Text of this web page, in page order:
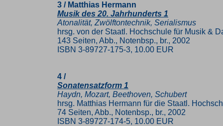
3 / Matthias Hermann
Musik des 20. Jahrhunderts 1
Atonalität, Zwölftontechnik, Serialismus
hrsg. von der Staatl. Hochschule für Musik &
143 Seiten, Abb., Notenbsp., br., 2002
ISBN 3-89727-175-3, 10.00 EUR
4 /
Sonatensatzform 1
Haydn, Mozart, Beethoven, Schubert
hrsg. Matthias Hermann für die Staatl.
74 Seiten, Abb., Notenbsp., br., 2002
ISBN 3-89727-174-5, 10.00 EUR